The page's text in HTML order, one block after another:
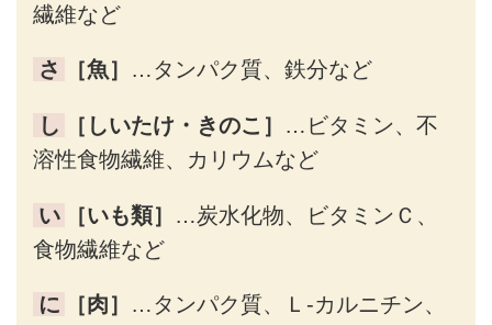
繊維など
さ ［魚］ …タンパク質、鉄分など
し ［しいたけ・きのこ］ …ビタミン、不
溶性食物繊維、カリウムなど
い ［いも類］ …炭水化物、ビタミンＣ、
食物繊維など
に ［肉］ …タンパク質、Ｌ-カルニチン、